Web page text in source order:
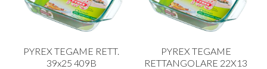
PYREX TEGAME RETT.
39x25 409B
PYREX TEGAME
RETTANGOLARE 22X13